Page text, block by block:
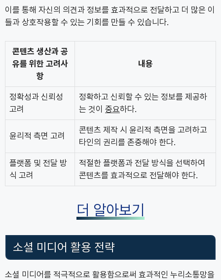
이를 통해 자신의 의견과 정보를 효과적으로 전달하고 더 많은 이
들과 상호작용할 수 있는 기회를 만들 수 있습니다.
콘텐츠 생산과 공
유를 위한 고려사
항
내용
정확성과 신뢰성
고려
정확하고 신뢰할 수 있는 정보를 제공하
는 것이 중요하다.
윤리적 측면 고려
콘텐츠 제작 시 윤리적 측면을 고려하고
타인의 권리를 존중해야 한다.
플랫폼 및 전달 방
식 고려
적절한 플랫폼과 전달 방식을 선택하여
콘텐츠를 효과적으로 전달해야 한다.
더 알아보기
소셜 미디어 활용 전략
소셜 미디어를 적극적으로 활용함으로써 효과적인 누리소통망을